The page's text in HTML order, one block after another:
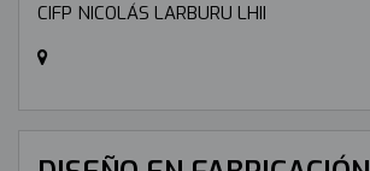
CIFP NICOLÁS LARBURU LHII